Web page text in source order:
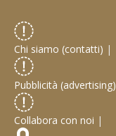
Chi siamo (contatti) |
Pubblicità (advertising)
Collabora con noi |